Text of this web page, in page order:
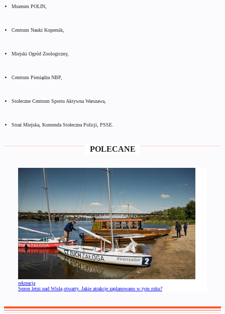
Muzeum POLIN,
Centrum Nauki Kopernik,
Miejski Ogród Zoologiczny,
Centrum Pieniądza NBP,
Stołeczne Centrum Sportu Aktywna Warszawa,
Straż Miejska, Komenda Stołeczna Policji, PSSE.
POLECANE
rekreacja
Sezon letni nad Wisłą otwarty. Jakie atrakcje zaplanowano w tym roku?